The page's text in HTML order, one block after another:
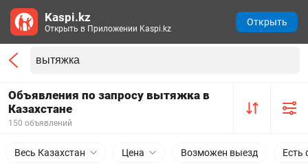
Объявления по запросу вытяжка в
Казахстане
150 объявлений
Весь Казахстан Цена Возможен выезд Есть
Kaspi.kz
Открыть в Приложении Kaspi.kz
Открыть